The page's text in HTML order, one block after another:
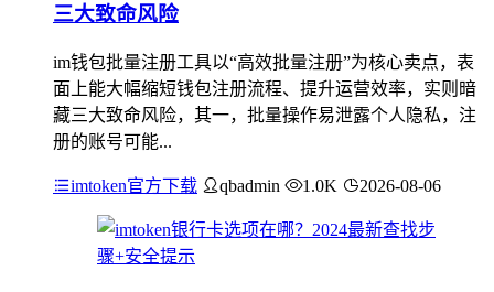
三大致命风险
im钱包批量注册工具以“高效批量注册”为核心卖点，表
面上能大幅缩短钱包注册流程、提升运营效率，实则暗
藏三大致命风险，其一，批量操作易泄露个人隐私，注
册的账号可能...
imtoken官方下载 qbadmin 1.0K 2026-08-06